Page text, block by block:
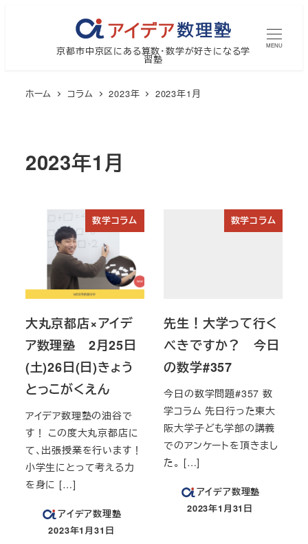
京都市中京区にある算数・数学が好きになる学
習塾
MENU
ホーム コラム 2023年 2023年1月
2023年1月
数学コラム
大丸京都店×アイデ
ア数理塾 2月25日
(土)26日(日)きょう
とっこがくえん
アイデア数理塾の油谷で
す！ この度大丸京都店に
て、出張授業を行います！
小学生にとって考える力
を身に […]
アイデア数理塾
投稿日
2023年1月31日
数学コラム
先生！大学って行く
べきですか？ 今日
の数学#357
今日の数学問題#357 数
学コラム 先日行った東大
阪大学子ども学部の講義
でのアンケートを頂きまし
た。 […]
アイデア数理塾
投稿日
2023年1月31日